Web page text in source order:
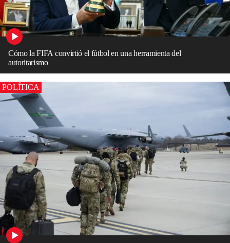
Cómo la FIFA convirtió el fútbol en una herramienta del
autoritarismo
POLÍTICA